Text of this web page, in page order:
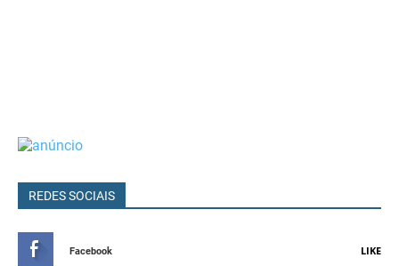
REDES SOCIAIS
Facebook LIKE